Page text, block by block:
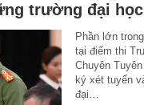
trường đại
Phần lớn
tại điểm thi
Chuyên
ký xét tuyển
đại…